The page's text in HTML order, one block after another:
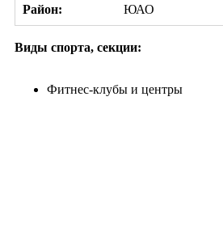
Район:
ЮАО
Виды спорта, секции:
Фитнес-клубы и центры